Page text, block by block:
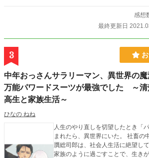
徐々に窮地に追い込まれていく。 そしてやがて最低
ってくれ」 ラークは【デビルメイデン】の懇願を無視して美少女達と楽しく
冒険者ライフを送る。 これはラークが追放され【デビルメイデン】が落ちぶ
れていくのと同時にラークが無双し成り上がる冒険
感想
最終更新日
3
中年おっさんサラリーマン、異世界の
万能パワードスーツが最強でした ～清
高生と家族生活～
ひなの ねね
人生のやり直しを切望したとき「
まれたら、異世界にいた。 社畜の中年サラリーマンである義
贋総司郎は、社会人生活に絶望し
家族のように過ごすことで、生きが